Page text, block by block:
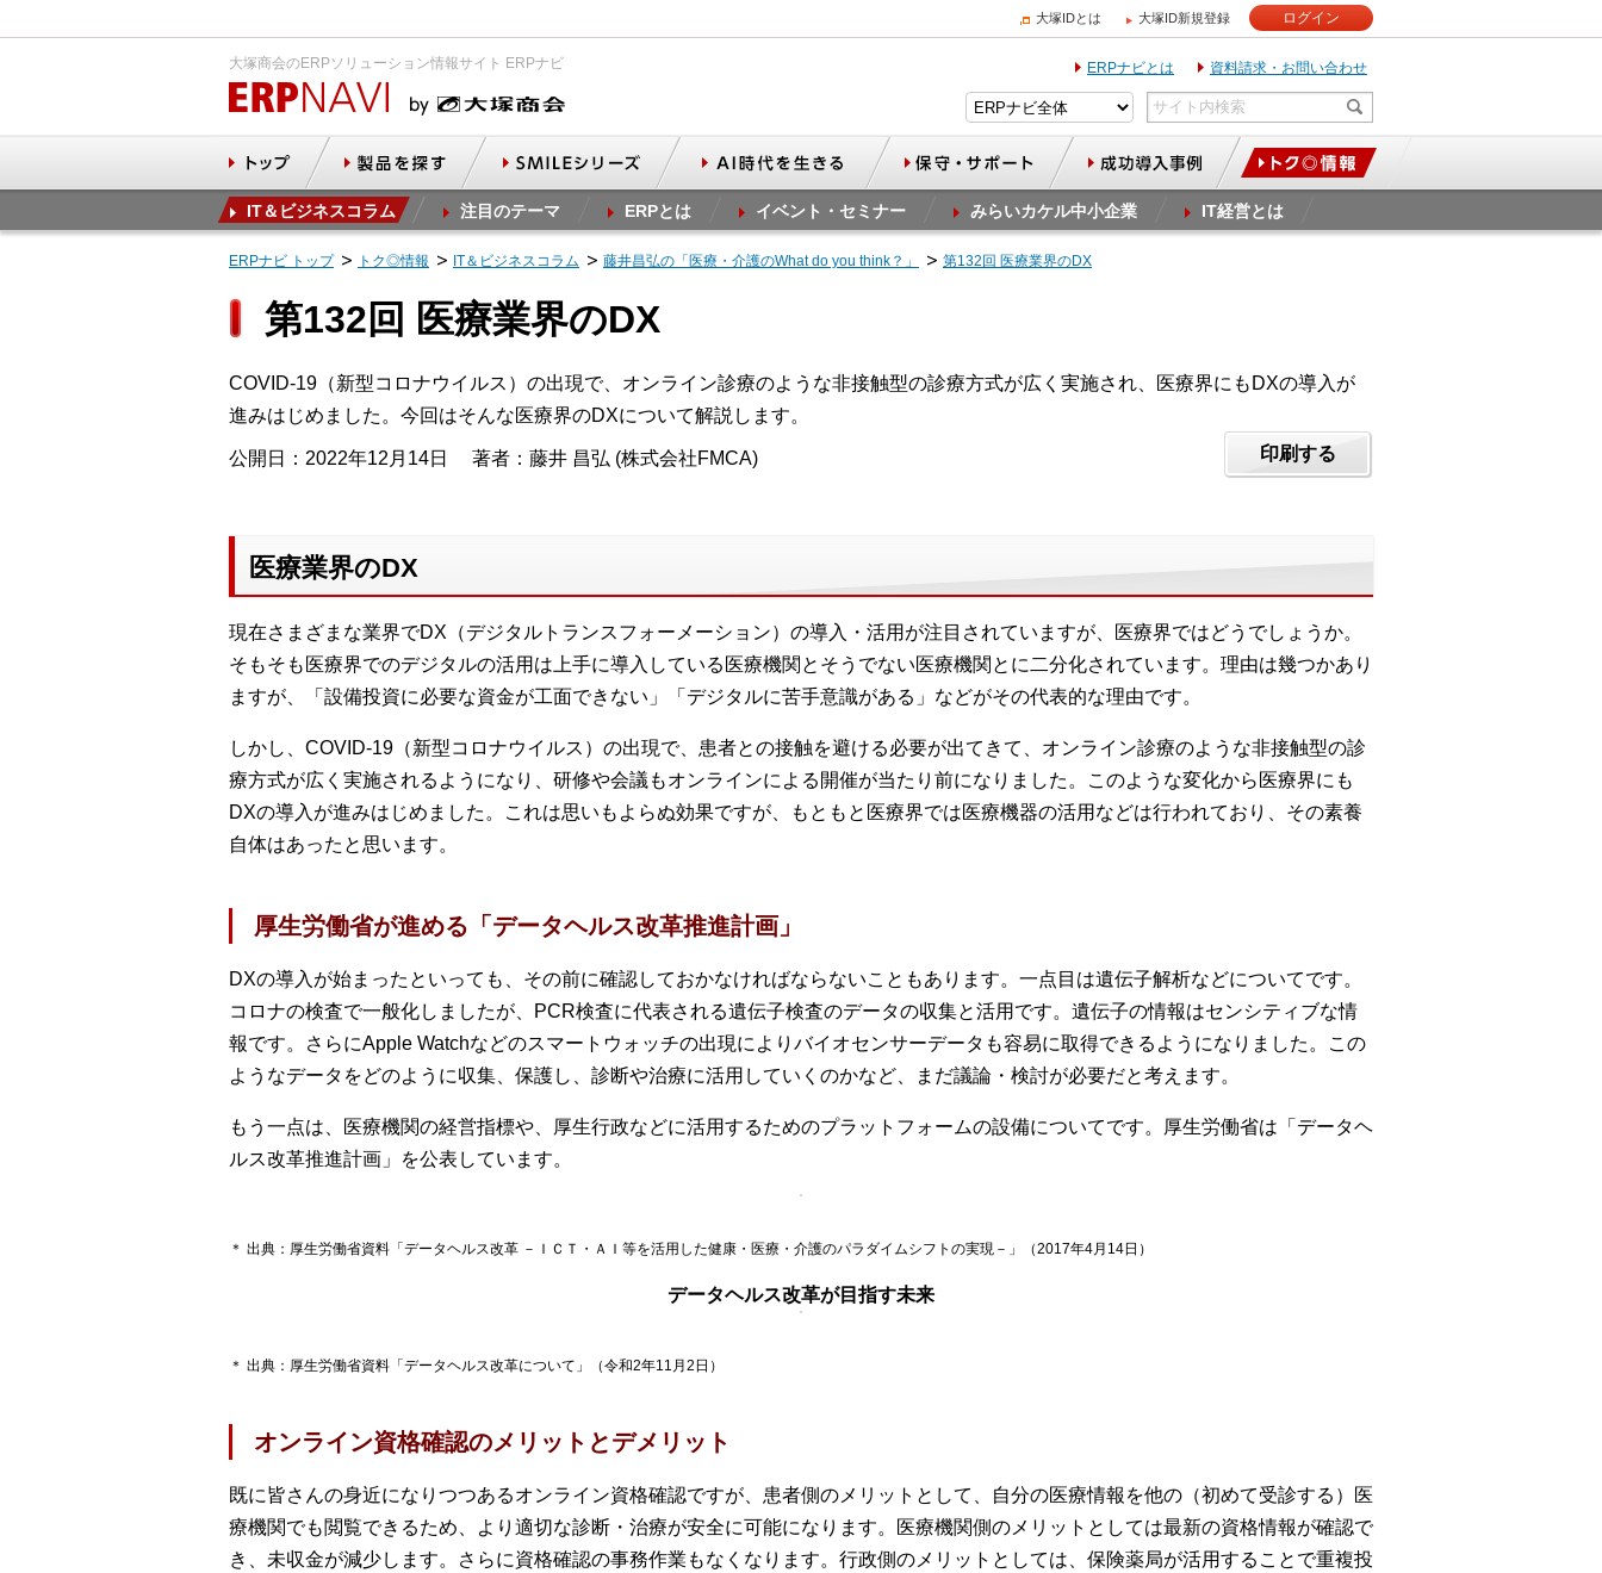
大塚IDとは 大塚ID新規登録 ログイン
大塚商会のERPソリューション情報サイト ERPナビ ERPナビとは 資料請求・お問い合わせ
IT＆ビジネスコラム 注目のテーマ ERPとは イベント・セミナー みらいカケル中小企業 IT経営とは
ERPナビ トップ トク◎情報 IT＆ビジネスコラム 藤井昌弘の「医療・介護のWhat do you think？」 第132回 医療業界のDX
第132回 医療業界のDX
COVID-19（新型コロナウイルス）の出現で、オンライン診療のような非接触型の診療方式が広く実施され、医療界にもDXの導入が
進みはじめました。今回はそんな医療界のDXについて解説します。
公開日：2022年12月14日 著者：藤井 昌弘 (株式会社FMCA) 印刷する
医療業界のDX
現在さまざまな業界でDX（デジタルトランスフォーメーション）の導入・活用が注目されていますが、医療界ではどうでしょうか。
そもそも医療界でのデジタルの活用は上手に導入している医療機関とそうでない医療機関とに二分化されています。理由は幾つかあり
ますが、「設備投資に必要な資金が工面できない」「デジタルに苦手意識がある」などがその代表的な理由です。
しかし、COVID-19（新型コロナウイルス）の出現で、患者との接触を避ける必要が出てきて、オンライン診療のような非接触型の診
療方式が広く実施されるようになり、研修や会議もオンラインによる開催が当たり前になりました。このような変化から医療界にも
DXの導入が進みはじめました。これは思いもよらぬ効果ですが、もともと医療界では医療機器の活用などは行われており、その素養
自体はあったと思います。
厚生労働省が進める「データヘルス改革推進計画」
DXの導入が始まったといっても、その前に確認しておかなければならないこともあります。一点目は遺伝子解析などについてです。
コロナの検査で一般化しましたが、PCR検査に代表される遺伝子検査のデータの収集と活用です。遺伝子の情報はセンシティブな情
報です。さらにApple Watchなどのスマートウォッチの出現によりバイオセンサーデータも容易に取得できるようになりました。この
ようなデータをどのように収集、保護し、診断や治療に活用していくのかなど、まだ議論・検討が必要だと考えます。
もう一点は、医療機関の経営指標や、厚生行政などに活用するためのプラットフォームの設備についてです。厚生労働省は「データヘ
ルス改革推進計画」を公表しています。
＊ 出典：厚生労働省資料「データヘルス改革 －ＩＣＴ・ＡＩ等を活用した健康・医療・介護のパラダイムシフトの実現－」（2017年4月14日）
データヘルス改革が目指す未来
＊ 出典：厚生労働省資料「データヘルス改革について」（令和2年11月2日）
オンライン資格確認のメリットとデメリット
既に皆さんの身近になりつつあるオンライン資格確認ですが、患者側のメリットとして、自分の医療情報を他の（初めて受診する）医
療機関でも閲覧できるため、より適切な診断・治療が安全に可能になります。医療機関側のメリットとしては最新の資格情報が確認で
き、未収金が減少します。さらに資格確認の事務作業もなくなります。行政側のメリットとしては、保険薬局が活用することで重複投